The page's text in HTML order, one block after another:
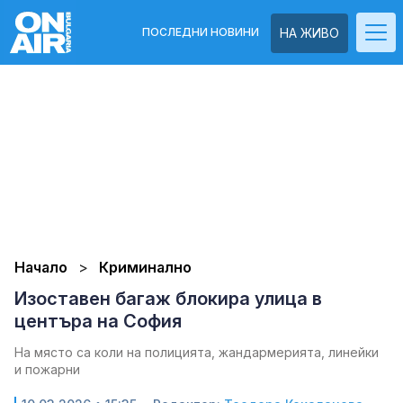
НА ЖИВО
ПОСЛЕДНИ НОВИНИ
Начало Криминално
Изоставен багаж блокира улица в
центъра на София
На място са коли на полицията, жандармерията, линейки
и пожарни